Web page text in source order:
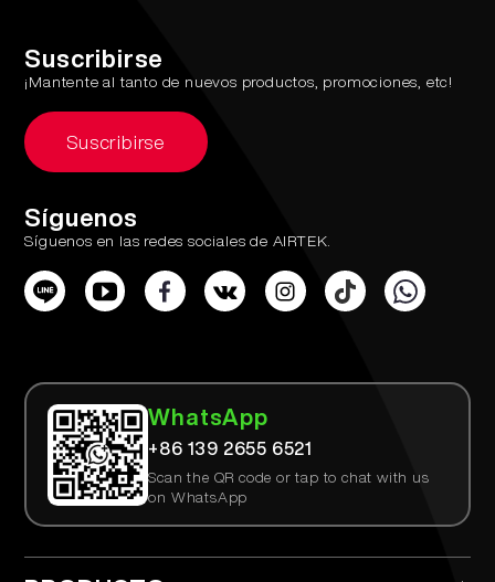
Suscribirse
¡Mantente al tanto de nuevos productos, promociones, etc!
Suscribirse
Síguenos
Síguenos en las redes sociales de AIRTEK.
WhatsApp
+86 139 2655 6521
Scan the QR code or tap to chat with us
on WhatsApp